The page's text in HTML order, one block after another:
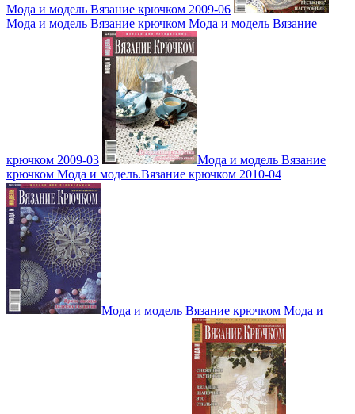
Мода и модель Вязание крючком 2009-06
Мода и модель Вязание крючком Мода и модель Вязание
крючком 2009-03
Мода и модель Вязание
крючком Мода и модель.Вязание крючком 2010-04
Мода и модель Вязание крючком Мода и